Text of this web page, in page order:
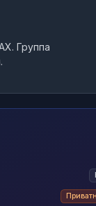
Группа